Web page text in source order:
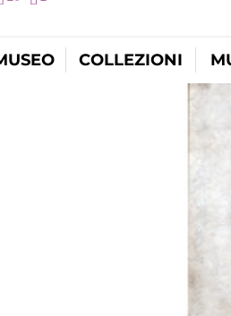
COLLEZIONI